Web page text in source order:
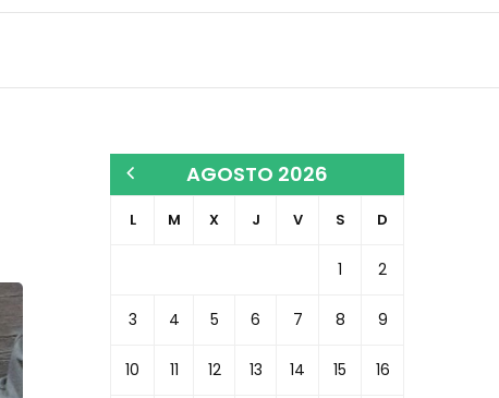
AGOSTO 2026
L M X J V S D
1 2
3 4 5 6 7 8 9
10 11 12 13 14 15 16